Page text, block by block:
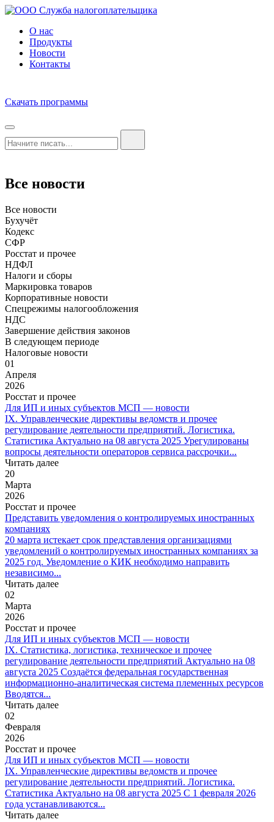
О нас
Продукты
Новости
Контакты
Скачать программы
Все новости
Все новости
Бухучёт
Кодекс
СФР
Росстат и прочее
НДФЛ
Налоги и сборы
Маркировка товаров
Корпоративные новости
Спецрежимы налогообложения
НДС
Завершение действия законов
В следующем периоде
Налоговые новости
01
Апреля
2026
Росстат и прочее
Для ИП и иных субъектов МСП — новости
IX. Управленческие директивы ведомств и прочее
регулирование деятельности предприятий. Логистика.
Статистика Актуально на 08 августа 2025 Урегулированы
вопросы деятельности операторов сервиса рассрочки...
Читать далее
20
Марта
2026
Росстат и прочее
Представить уведомления о контролируемых иностранных
компаниях
20 марта истекает срок представления организациями
уведомлений о контролируемых иностранных компаниях за
2025 год. Уведомление о КИК необходимо направить
независимо...
Читать далее
02
Марта
2026
Росстат и прочее
Для ИП и иных субъектов МСП — новости
IX. Статистика, логистика, техническое и прочее
регулирование деятельности предприятий Актуально на 08
августа 2025 Создаётся федеральная государственная
информационно-аналитическая система племенных ресурсов
Вводятся...
Читать далее
02
Февраля
2026
Росстат и прочее
Для ИП и иных субъектов МСП — новости
IX. Управленческие директивы ведомств и прочее
регулирование деятельности предприятий. Логистика.
Статистика Актуально на 08 августа 2025 С 1 февраля 2026
года устанавливаются...
Читать далее